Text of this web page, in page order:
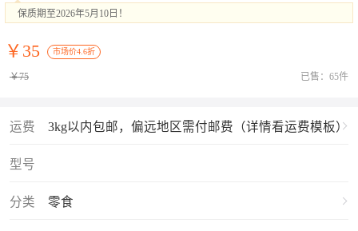
保质期至2026年5月10日！
￥35 市场价4.6折
￥75 已售：65件
运费 3kg以内包邮，偏远地区需付邮费（详情看运费模板）
型号
分类 零食